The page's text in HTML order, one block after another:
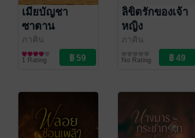
เมียบัญชา
ซาตาน
ภาคิน
นิยายโรมานซ์
1 Rating
ลิขิตรักของเจ้า
หญิง
ภาคิน
No Rating